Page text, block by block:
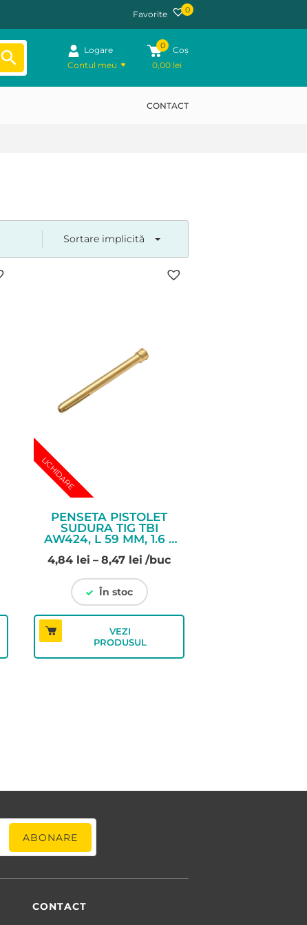
Favorite 0
Logare
Contul meu
0
Coș
0,00 lei
CONTACT
Sortare implicită
LICHIDARE
PENSETA PISTOLET
SUDURA TIG TBI
AW424, L 59 MM, 1.6 –
4,84 lei – 8,47 lei Interval
prețuri:
4,84 lei
până
/buc
În stoc
VEZI
PRODUSUL
CONTACT